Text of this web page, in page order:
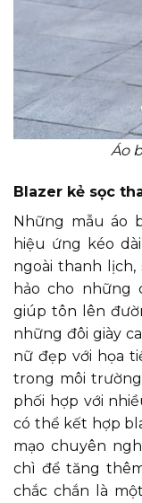
Áo
Blazer kẻ sọc
Những mẫu áo
hiệu ứng kéo
ngoài thanh
hảo cho những
giúp tôn lên
những đôi giày
nữ đẹp với họa
trong môi
phối hợp với
có thể kết hợp
mạo chuyên
chì để tăng
chắc chắn là